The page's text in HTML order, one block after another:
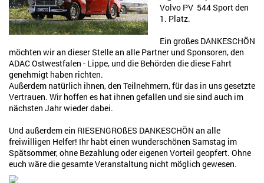
Volvo PV 544 Sport den
1. Platz.
Ein großes DANKESCHÖN
möchten wir an dieser Stelle an alle Partner und Sponsoren, den
ADAC Ostwestfalen - Lippe, und die Behörden die diese Fahrt
genehmigt haben richten.
Außerdem natürlich ihnen, den Teilnehmern, für das in uns gesetzte
Vertrauen. Wir hoffen es hat ihnen gefallen und sie sind auch im
nächsten Jahr wieder dabei.
Und außerdem ein RIESENGROßES DANKESCHÖN an alle
freiwilligen Helfer! Ihr habt einen wunderschönen Samstag im
Spätsommer, ohne Bezahlung oder eigenen Vorteil geopfert. Ohne
euch wäre die gesamte Veranstaltung nicht möglich gewesen.